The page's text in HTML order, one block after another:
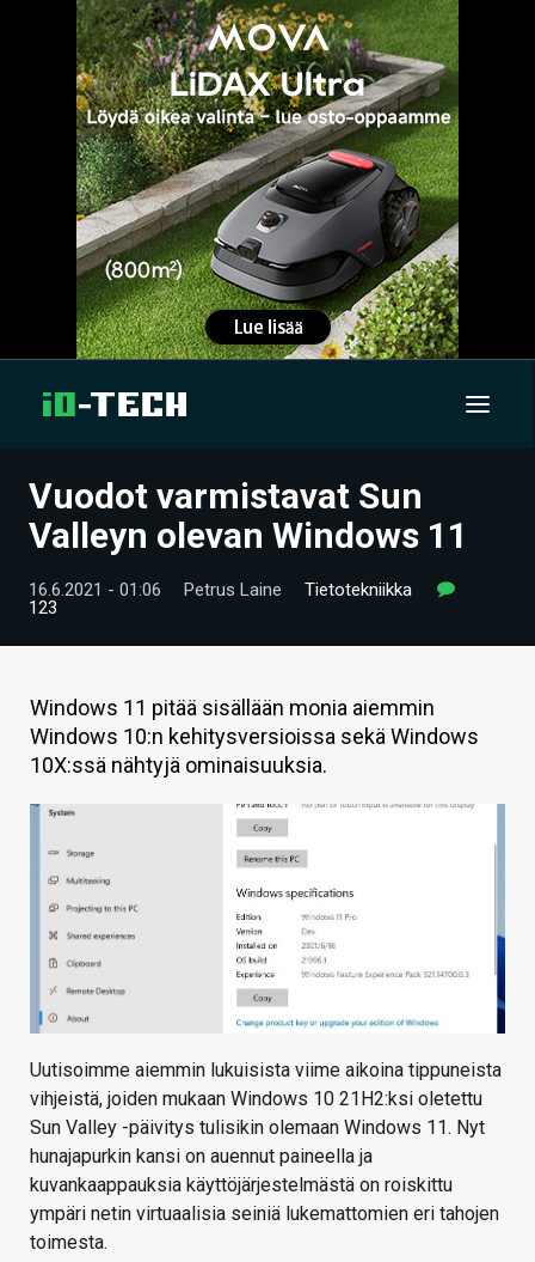
UUTISET
VIDEOT
TIETOA
HINTA.FI
KAUPPA
HAKU
Vuodot varmistavat Sun
Valleyn olevan Windows 11
16.6.2021 - 01:06 Petrus Laine
Tietotekniikka
123
Windows 11 pitää sisällään monia aiemmin
Windows 10:n kehitysversioissa sekä Windows
10X:ssä nähtyjä ominaisuuksia.
Uutisoimme aiemmin lukuisista viime aikoina tippuneista
vihjeistä, joiden mukaan Windows 10 21H2:ksi oletettu
Sun Valley -päivitys tulisikin olemaan Windows 11. Nyt
hunajapurkin kansi on auennut paineella ja
kuvankaappauksia käyttöjärjestelmästä on roiskittu
ympäri netin virtuaalisia seiniä lukemattomien eri tahojen
toimesta.